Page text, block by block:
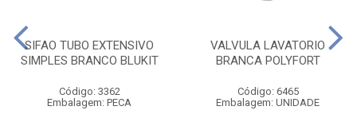
SIFAO TUBO EXTENSIVO
SIMPLES BRANCO BLUKIT
Código: 3362
Embalagem: PECA
VALVULA LAVATORIO
BRANCA POLYFORT
Código: 6465
Embalagem: UNIDADE